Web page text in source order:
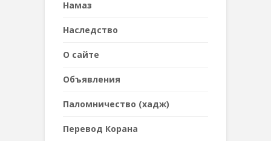
Намаз
Наследствo
О сайте
Объявления
Паломничество (хадж)
Перевод Корана